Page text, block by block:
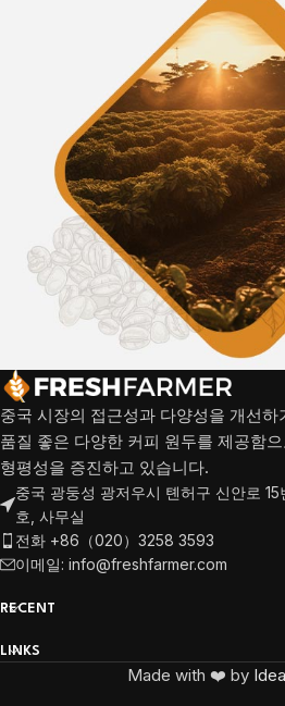
중국 시장의 접근성과 다양성을 개선
품질 좋은 다양한 커피 원두를 제공함
형평성을 증진하고 있습니다.
중국 광둥성 광저우시 톈허구 신안로
호, 사무실
전화 +86（020）3258 3593
이메일: info@freshfarmer.com
RECENT
LINKS
Made with ❤️ by